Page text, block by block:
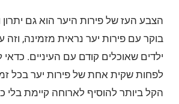
הצבע העז של פירות היער הוא גם יתרון
בוקר עם פירות יער נראית מזמינה, וזה
ילדים שאוכלים קודם עם העיניים.
לפחות שקית אחת של פירות יער בכל
הקל ביותר להוסיף לארוחה קיימת בלי